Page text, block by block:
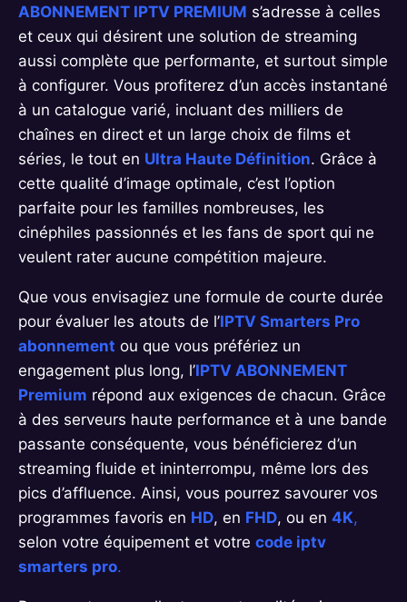
ABONNEMENT IPTV PREMIUM s’adresse à celles
et ceux qui désirent une solution de streaming
aussi complète que performante, et surtout simple
à configurer. Vous profiterez d’un accès instantané
à un catalogue varié, incluant des milliers de
chaînes en direct et un large choix de films et
séries, le tout en Ultra Haute Définition. Grâce à
cette qualité d’image optimale, c’est l’option
parfaite pour les familles nombreuses, les
cinéphiles passionnés et les fans de sport qui ne
veulent rater aucune compétition majeure.
Que vous envisagiez une formule de courte durée
pour évaluer les atouts de l’IPTV Smarters Pro
abonnement ou que vous préfériez un
engagement plus long, l’IPTV ABONNEMENT
Premium répond aux exigences de chacun. Grâce
à des serveurs haute performance et à une bande
passante conséquente, vous bénéficierez d’un
streaming fluide et ininterrompu, même lors des
pics d’affluence. Ainsi, vous pourrez savourer vos
programmes favoris en HD, en FHD, ou en 4K,
selon votre équipement et votre code iptv
smarters pro.